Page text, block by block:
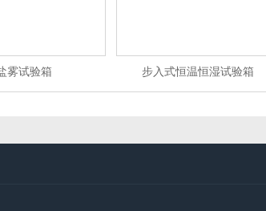
雾试验箱 步入式恒温恒湿试验箱